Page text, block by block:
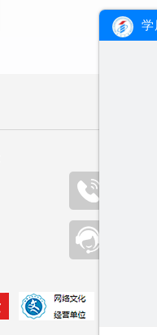
学